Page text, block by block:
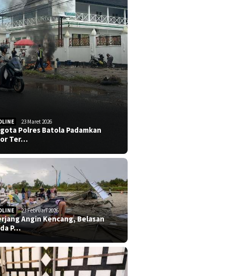
23 Maret 2026
Polres Batola Padamkan
Ter…
23 Februari 2026
Angin Kencang, Belasan
P…